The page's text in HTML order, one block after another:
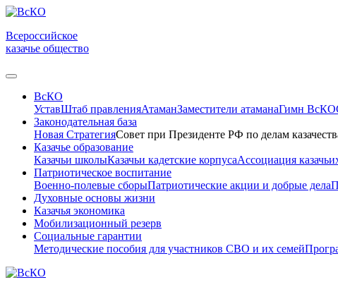
Всероссийское
казачье общество
ВсКО
УставШтаб правленияАтаманЗаместители атаманаГимн ВсКО
Законодательная база
Новая СтратегияСовет при Президенте РФ по делам
Казачье образование
Казачьи школыКазачьи кадетские корпусаАссоциация
Патриотическое воспитание
Военно-полевые сборыПатриотические акции и добрые дела
Духовные основы жизни
Казачья экономика
Мобилизационный резерв
Социальные гарантии
Методические пособия для участников СВО и их семей